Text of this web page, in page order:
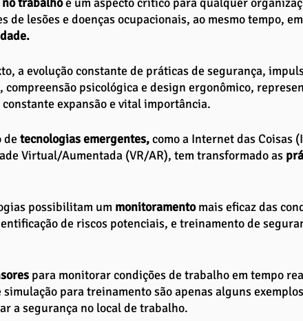
de lesões e doenças ocupacionais, ao mesmo tempo,
a evolução constante de práticas de segurança,
compreensão psicológica e design ergonômico,
expansão e vital importância.
de tecnologias emergentes, como a Internet das Coisas
Virtual/Aumentada (VR/AR), tem transformado as
possibilitam um monitoramento mais eficaz das
de riscos potenciais, e treinamento de
para monitorar condições de trabalho em tempo
para treinamento são apenas alguns
a segurança no local de trabalho.